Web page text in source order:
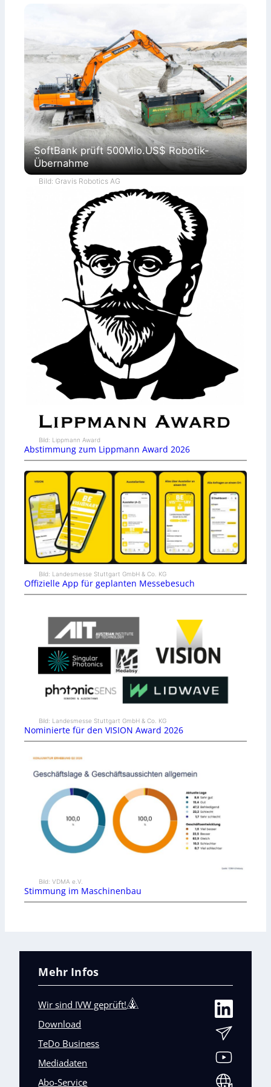
SoftBank prüft 500Mio.US$ Robotik-
Übernahme
Bild: Gravis Robotics AG
Bild: Lippmann Award
Abstimmung zum Lippmann Award 2026
Bild: Landesmesse Stuttgart GmbH & Co. KG
Offizielle App für geplanten Messebesuch
Bild: Landesmesse Stuttgart GmbH & Co. KG
Nominierte für den VISION Award 2026
Bild: VDMA e.V.
Stimmung im Maschinenbau
Mehr Infos
Wir sind IVW geprüft!
Download
TeDo Business
Mediadaten
Abo-Service